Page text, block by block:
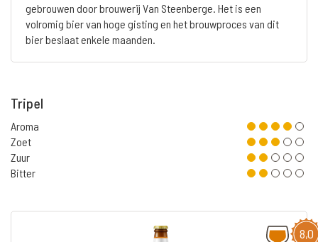
gebrouwen door brouwerij Van Steenberge. Het is een
volromig bier van hoge gisting en het brouwproces van dit
bier beslaat enkele maanden.
Tripel
Aroma
Zoet
Zuur
Bitter
8,0